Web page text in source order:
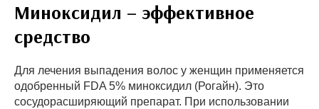
Миноксидил – эффективное
средство
Для лечения выпадения волос у женщин применяется
одобренный FDA 5% миноксидил (Рогайн). Это
сосудорасширяющий препарат. При использовании